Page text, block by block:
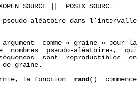
|| _POSIX_SOURCE
aléatoire dans l’intervalle
comme « graine » pour la
nombres  pseudo-aléatoires,  qui
sont  reproductibles  en
de graine.
la fonction
rand ()  commence